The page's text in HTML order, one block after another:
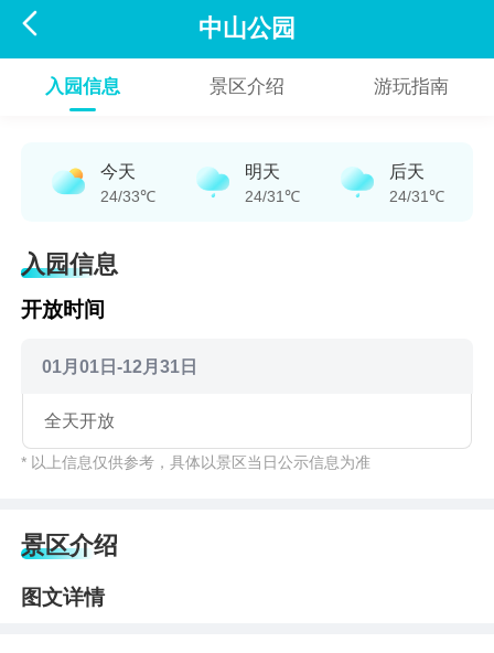
 中山公园
入园信息 景区介绍 游玩指南
今天
24/33℃
明天
24/31℃
后天
24/31℃
入园信息
开放时间
01月01日-12月31日
全天开放
* 以上信息仅供参考，具体以景区当日公示信息为准
景区介绍
图文详情